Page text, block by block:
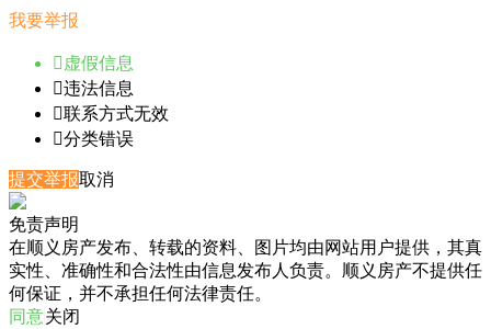
我要举报
 虚假信息
违法信息
联系方式无效
分类错误
提交举报取消
免责声明
在顺义房产发布、转载的资料、图片均由网站用户提供，其真
实性、准确性和合法性由信息发布人负责。顺义房产不提供任
何保证，并不承担任何法律责任。
同意关闭